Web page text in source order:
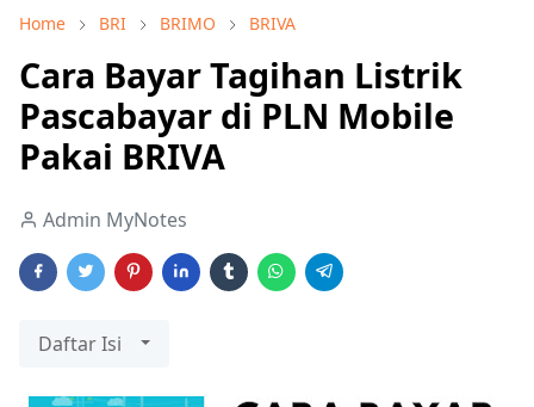
Home BRI BRIMO BRIVA
Cara Bayar Tagihan Listrik
Pascabayar di PLN Mobile
Pakai BRIVA
Admin MyNotes
Daftar Isi